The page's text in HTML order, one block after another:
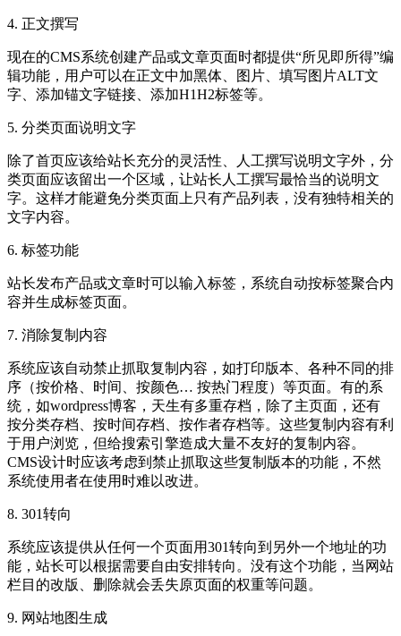
4. 正文撰写
现在的CMS系统创建产品或文章页面时都提供“所见即所得”编
辑功能，用户可以在正文中加黑体、图片、填写图片ALT文
字、添加锚文字链接、添加H1H2标签等。
5. 分类页面说明文字
除了首页应该给站长充分的灵活性、人工撰写说明文字外，分
类页面应该留出一个区域，让站长人工撰写最恰当的说明文
字。这样才能避免分类页面上只有产品列表，没有独特相关的
文字内容。
6. 标签功能
站长发布产品或文章时可以输入标签，系统自动按标签聚合内
容并生成标签页面。
7. 消除复制内容
系统应该自动禁止抓取复制内容，如打印版本、各种不同的排
序（按价格、时间、按颜色… 按热门程度）等页面。有的系
统，如wordpress博客，天生有多重存档，除了主页面，还有
按分类存档、按时间存档、按作者存档等。这些复制内容有利
于用户浏览，但给搜索引擎造成大量不友好的复制内容。
CMS设计时应该考虑到禁止抓取这些复制版本的功能，不然
系统使用者在使用时难以改进。
8. 301转向
系统应该提供从任何一个页面用301转向到另外一个地址的功
能，站长可以根据需要自由安排转向。没有这个功能，当网站
栏目的改版、删除就会丢失原页面的权重等问题。
9. 网站地图生成